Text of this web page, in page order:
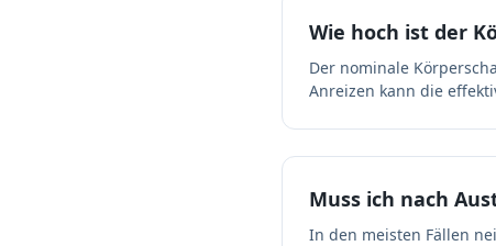
Wie hoch ist der
Der nominale
Anreizen kann die
Muss ich nach
In den meisten Fällen